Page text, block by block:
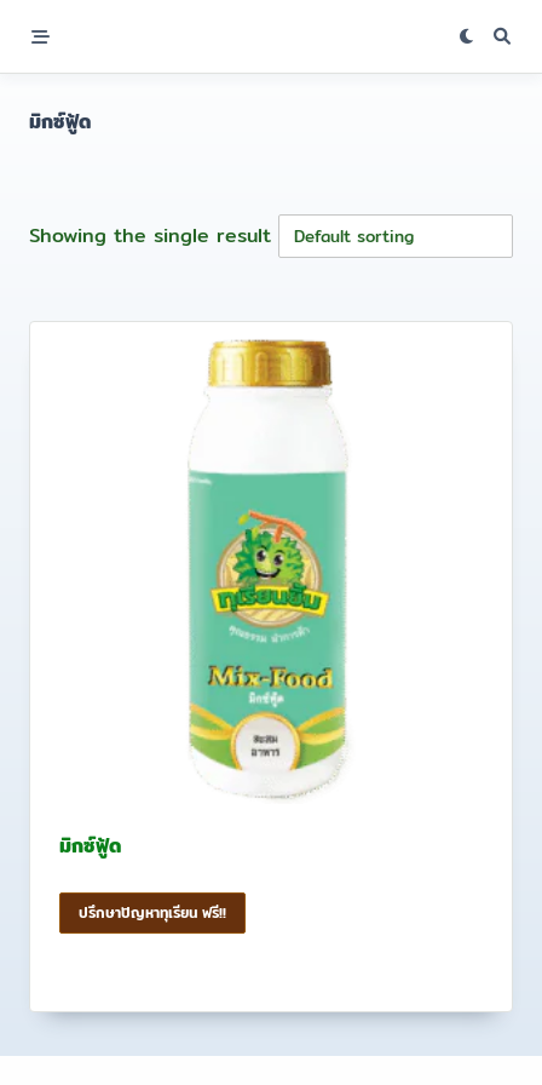
content
มิกซ์ฟู้ด
Showing the single result
มิกซ์ฟู้ด
ปรึกษาปัญหาทุเรียน ฟรี!!